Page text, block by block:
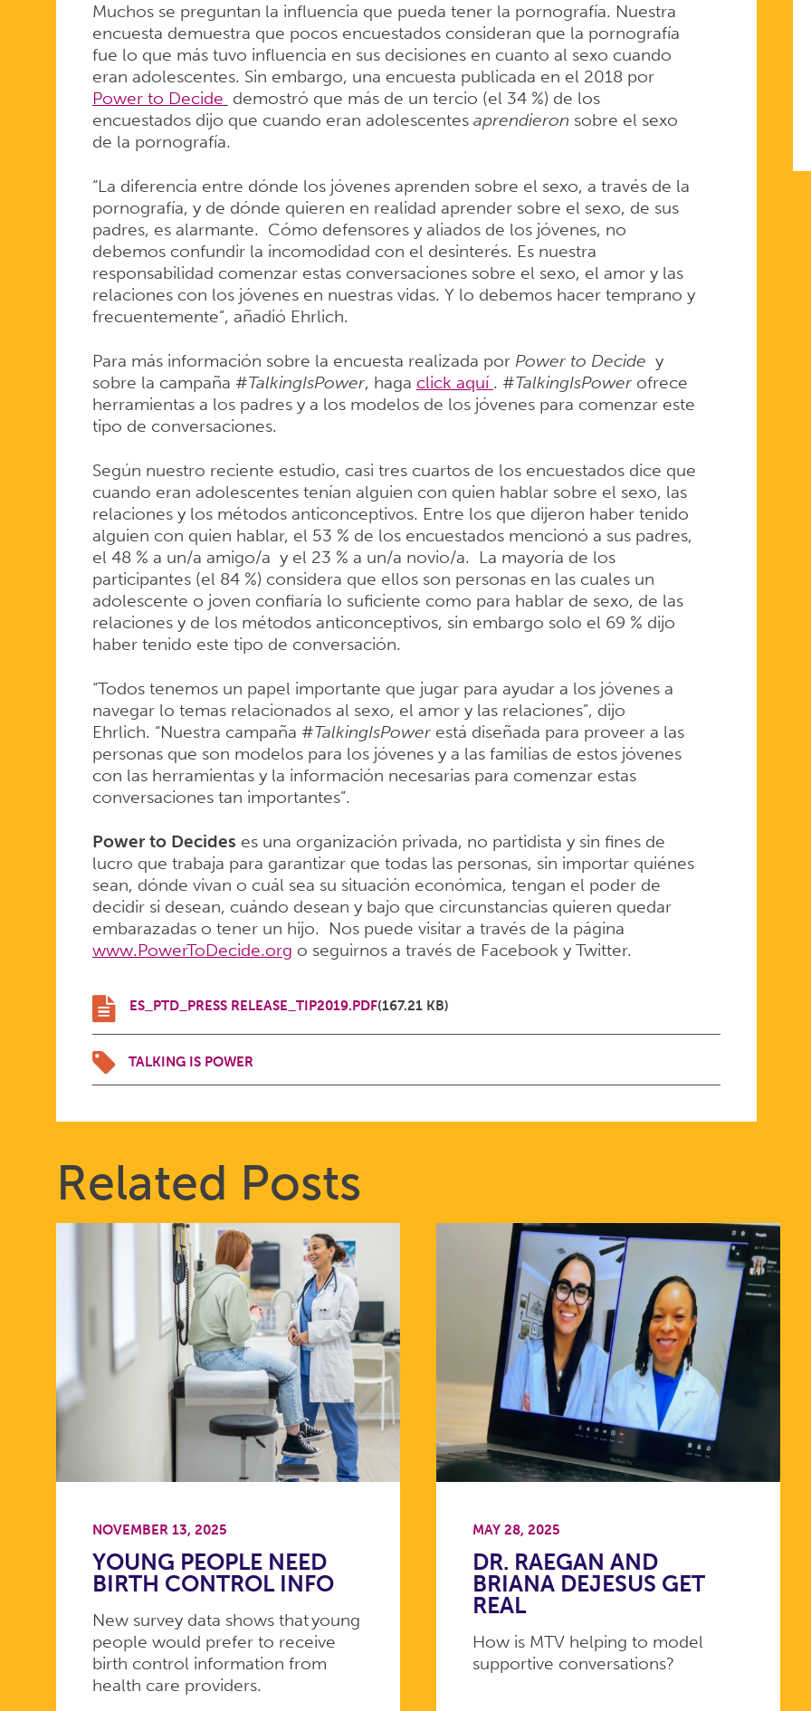
Muchos se preguntan la influencia que pueda tener la pornografía. Nuestra
encuesta demuestra que pocos encuestados consideran que la pornografía
fue lo que más tuvo influencia en sus decisiones en cuanto al sexo cuando
eran adolescentes. Sin embargo, una encuesta publicada en el 2018 por
Power to Decide demostró que más de un tercio (el 34 %) de los
encuestados dijo que cuando eran adolescentes aprendieron sobre el sexo
de la pornografía.
“La diferencia entre dónde los jóvenes aprenden sobre el sexo, a través de la
pornografía, y de dónde quieren en realidad aprender sobre el sexo, de sus
padres, es alarmante. Cómo defensores y aliados de los jóvenes, no
debemos confundir la incomodidad con el desinterés. Es nuestra
responsabilidad comenzar estas conversaciones sobre el sexo, el amor y las
relaciones con los jóvenes en nuestras vidas. Y lo debemos hacer temprano y
frecuentemente”, añadió Ehrlich.
Para más información sobre la encuesta realizada por Power to Decide y
sobre la campaña #TalkingIsPower, haga click aquí . #TalkingIsPowerofrece
herramientas a los padres y a los modelos de los jóvenes para comenzar este
tipo de conversaciones.
Según nuestro reciente estudio, casi tres cuartos de los encuestados dice que
cuando eran adolescentes tenían alguien con quien hablar sobre el sexo, las
relaciones y los métodos anticonceptivos. Entre los que dijeron haber tenido
alguien con quien hablar, el 53 % de los encuestados mencionó a sus padres,
el 48 % a un/a amigo/a y el 23 % a un/a novio/a. La mayoría de los
participantes (el 84 %) considera que ellos son personas en las cuales un
adolescente o joven confiaría lo suficiente como para hablar de sexo, de las
relaciones y de los métodos anticonceptivos, sin embargo solo el 69 % dijo
haber tenido este tipo de conversación.
“Todos tenemos un papel importante que jugar para ayudar a los jóvenes a
navegar lo temas relacionados al sexo, el amor y las relaciones”, dijo
Ehrlich. “Nuestra campaña #TalkingIsPower está diseñada para proveer a las
personas que son modelos para los jóvenes y a las familias de estos jóvenes
con las herramientas y la información necesarias para comenzar estas
conversaciones tan importantes”.
Power to Decides es una organización privada, no partidista y sin fines de
lucro que trabaja para garantizar que todas las personas, sin importar quiénes
sean, dónde vivan o cuál sea su situación económica, tengan el poder de
decidir si desean, cuándo desean y bajo que circunstancias quieren quedar
embarazadas o tener un hijo. Nos puede visitar a través de la página
www.PowerToDecide.org o seguirnos a través de Facebook y Twitter.
ES_PTD_PRESS RELEASE_TIP2019.PDF(167.21 KB)
TALKING IS POWER
Related Posts
NOVEMBER 13, 2025
YOUNG PEOPLE NEED
BIRTH CONTROL INFO
New survey data shows that young
people would prefer to receive
birth control information from
health care providers.
MAY 28, 2025
DR. RAEGAN AND
BRIANA DEJESUS GET
REAL
How is MTV helping to model
supportive conversations?